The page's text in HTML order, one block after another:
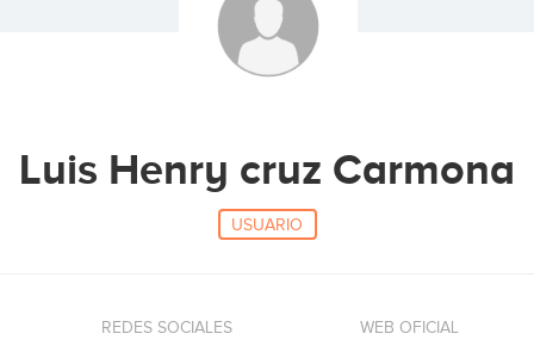
Luis Henry cruz Carmona
USUARIO
REDES SOCIALES WEB OFICIAL